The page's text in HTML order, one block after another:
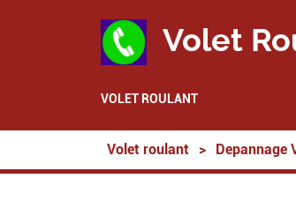
Volet
VOLET ROULANT
Volet roulant > Depannage